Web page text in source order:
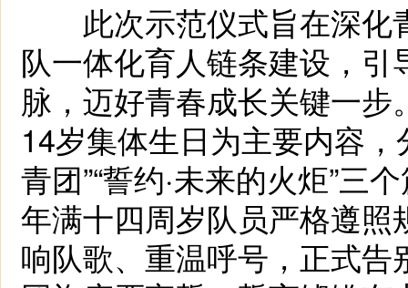
此次示范仪式旨在深化
队一体化育人链条建设，
脉，迈好青春成长关键一
14岁集体生日为主要内容，
青团”“誓约·未来的火炬”三
年满十四周岁队员严格遵
响队歌、重温呼号，正式